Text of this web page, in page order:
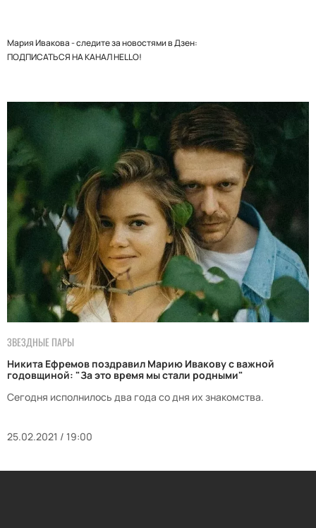
Мария Ивакова - следите за новостями в Дзен:
ПОДПИСАТЬСЯ НА КАНАЛ HELLO!
ЗВЕЗДНЫЕ ПАРЫ
Никита Ефремов поздравил Марию Ивакову с важной
годовщиной: "За это время мы стали родными"
Сегодня исполнилось два года со дня их знакомства.
25.02.2021 / 19:00